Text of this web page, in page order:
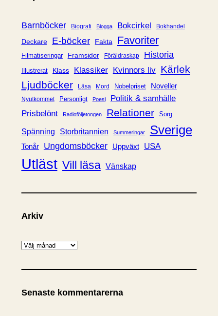
rBarnböcker Biografi Blogga Bokcirkel Bokhandel
Deckare E-böcker Fakta Favoriter
Filmatiseringar Framsidor Föräldraskap Historia
Illustrerat Klass Klassiker Kvinnors liv Kärlek
Ljudböcker
Läsa Mord Nobelpriset Noveller
Nyutkommet Personligt Poesi
Politik & samhälle
Prisbelönt
Radioföljetongen Relationer Sorg
Spänning Storbritannien Summeringar Sverige
Tonår Ungdomsböcker Uppväxt USA
Utläst Vill läsa Vänskap
Arkiv
A
k
v
Senaste kommentarerna